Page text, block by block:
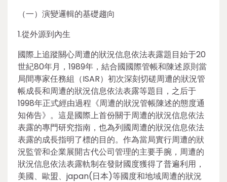
（一）演變邏輯的基礎趨向
1.從外源到內生
國際上追蹤關心周遭的狀況信息依法表露題目始于20
世紀80年月，1989年，結合國國際管帳和陳述原則當
局間專家任務組（ISAR）初次深刻切磋周遭的狀況管
帳成長和周遭的狀況信息依法表露等題目，之后于
1998年正式經由過程《周遭的狀況管帳陳述的態度通
知佈告》。這是國際上首份關于周遭的狀況信息依法
表露的專門研究指南，也為列國周遭的狀況信息依法
表露的成長指明了標的目的。作為當局實行周遭的狀
況監管和企業展開古代公司管理的主要手腕，周遭的
狀況信息依法表露軌制在發財國度獲得了普遍利用，
美國、歐盟、japan(日本)等國度和地域周遭的狀況